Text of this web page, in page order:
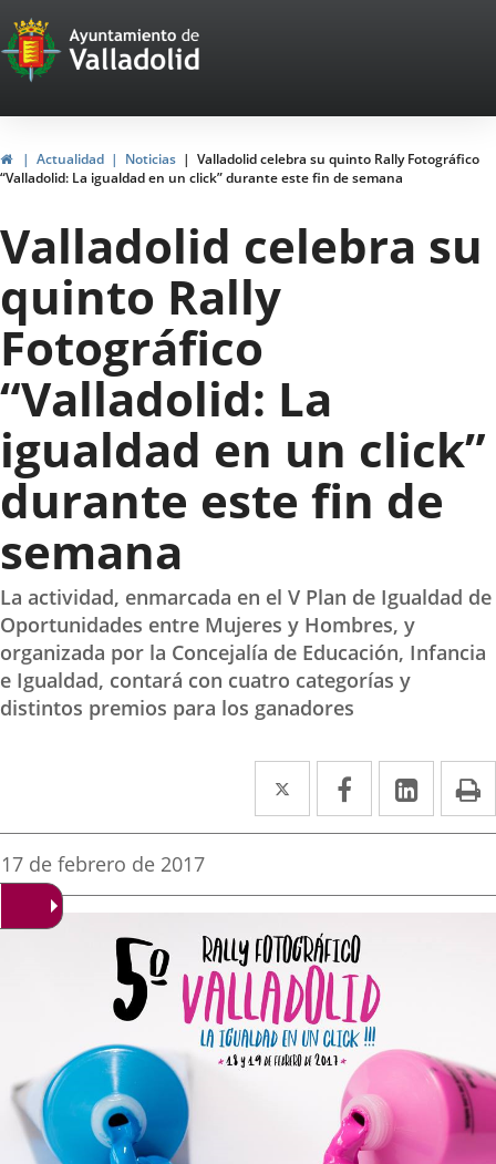
Portal
Web
del
Ayuntamiento
de
Valladolid
HomeActualidad Noticias
Valladolid celebra su quinto Rally Fotográfico
“Valladolid: La igualdad en un click” durante este fin de semana
Valladolid celebra su
quinto Rally
Fotográfico
“Valladolid: La
igualdad en un click”
durante este fin de
semana
La actividad, enmarcada en el V Plan de Igualdad de
Oportunidades entre Mujeres y Hombres, y
organizada por la Concejalía de Educación, Infancia
e Igualdad, contará con cuatro categorías y
distintos premios para los ganadores
Twitter
Enlace
a
aplicación
externa.
Facebook
Enlace
a
aplicación
externa.
Enlace
a
Fecha
de
noticia
17 de febrero de 2017